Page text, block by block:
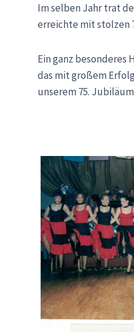
Im selben Jahr trat
erreichte mit stolzen
Ein ganz besonderes
das mit großem
unserem 75.